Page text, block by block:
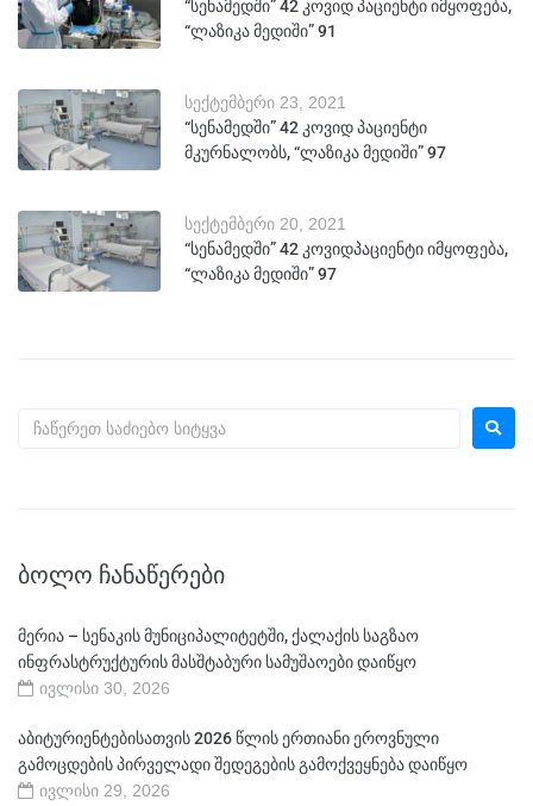
“სენამედში” 42 კოვიდ პაციენტი იმყოფება,
“ლაზიკა მედიში” 91
სექტემბერი 23, 2021
“სენამედში” 42 კოვიდ პაციენტი
მკურნალობს, “ლაზიკა მედიში” 97
სექტემბერი 20, 2021
“სენამედში” 42 კოვიდპაციენტი იმყოფება,
“ლაზიკა მედიში” 97
ᲑᲝᲚᲝ ᲩᲐᲜᲐᲬᲔᲠᲔᲑᲘ
მერია – სენაკის მუნიციპალიტეტში, ქალაქის საგზაო
ინფრასტრუქტურის მასშტაბური სამუშაოები დაიწყო
ივლისი 30, 2026
აბიტურიენტებისათვის 2026 წლის ერთიანი ეროვნული
გამოცდების პირველადი შედეგების გამოქვეყნება დაიწყო
ივლისი 29, 2026